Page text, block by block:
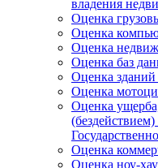
владения
Оценка
Оценка
Оценка
Оценка баз
Оценка
Оценка
Оценка
Оценка
Оценка ноу-хау